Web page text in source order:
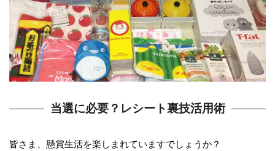
当選に必要？レシート裏技活用術
皆さま、懸賞生活を楽しまれていますでしょうか？